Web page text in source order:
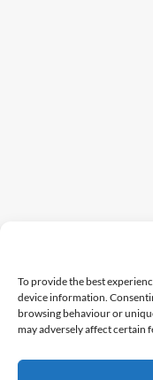
To provide the best
device information.
browsing behaviour or
may adversely affect certain